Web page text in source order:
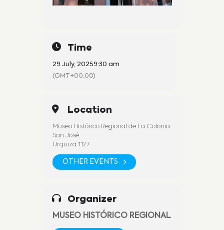
Time
29 July, 20259:30 am
(GMT+00:00)
Location
Museo Histórico Regional de La Colonia
San José
Urquiza 1127
OTHER EVENTS
Organizer
MUSEO HISTÓRICO REGIONAL